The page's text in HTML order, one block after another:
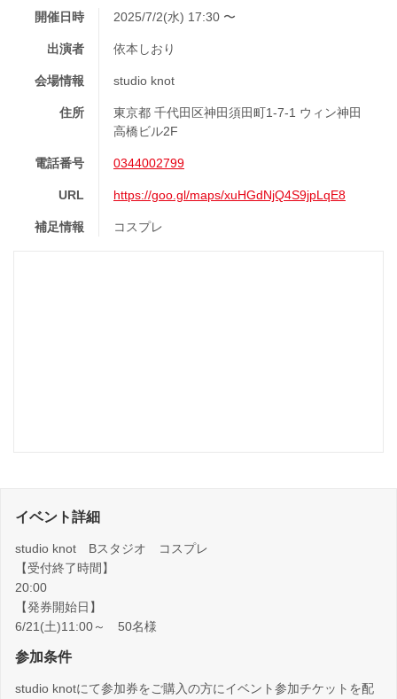
開催日時 2025/7/2(水) 17:30 〜
出演者 依本しおり
会場情報 studio knot
住所
東京都 千代田区神田須田町1-7-1 ウィン神田
高橋ビル2F
電話番号 0344002799
URL https://goo.gl/maps/xuHGdNjQ4S9jpLqE8
補足情報 コスプレ
イベント詳細
studio knot Bスタジオ コスプレ
【受付終了時間】
20:00
【発券開始日】
6/21(土)11:00～ 50名様
参加条件
studio knotにて参加券をご購入の方にイベント参加チケットを配